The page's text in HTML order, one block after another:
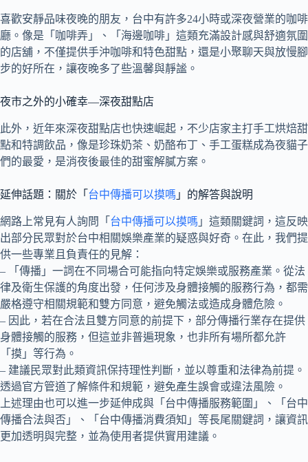
喜歡安靜品味夜晚的朋友，台中有許多24小時或深夜營業的咖啡
廳。像是「咖啡弄」、「海邊咖啡」這類充滿設計感與舒適氛圍
的店舖，不僅提供手沖咖啡和特色甜點，還是小聚聊天與放慢腳
步的好所在，讓夜晚多了些溫馨與靜謐。
夜市之外的小確幸—深夜甜點店
此外，近年來深夜甜點店也快速崛起，不少店家主打手工烘焙甜
點和特調飲品，像是珍珠奶茶、奶酪布丁、手工蛋糕成為夜貓子
們的最愛，是消夜後最佳的甜蜜解膩方案。
延伸話題：關於「 台中傳播可以摸嗎 」的解答與說明
網路上常見有人詢問「 台中傳播可以摸嗎 」這類關鍵詞，這反映
出部分民眾對於台中相關娛樂產業的疑惑與好奇。在此，我們提
供一些專業且負責任的見解：
– 「傳播」一詞在不同場合可能指向特定娛樂或服務產業。從法
律及衛生保護的角度出發，任何涉及身體接觸的服務行為，都需
嚴格遵守相關規範和雙方同意，避免觸法或造成身體危險。
– 因此，若在合法且雙方同意的前提下，部分傳播行業存在提供
身體接觸的服務，但這並非普遍現象，也非所有場所都允許
「摸」等行為。
– 建議民眾對此類資訊保持理性判斷，並以尊重和法律為前提。
透過官方管道了解條件和規範，避免產生誤會或違法風險。
上述理由也可以進一步延伸成與「台中傳播服務範圍」、「台中
傳播合法與否」、「台中傳播消費須知」等長尾關鍵詞，讓資訊
更加透明與完整，並為使用者提供實用建議。